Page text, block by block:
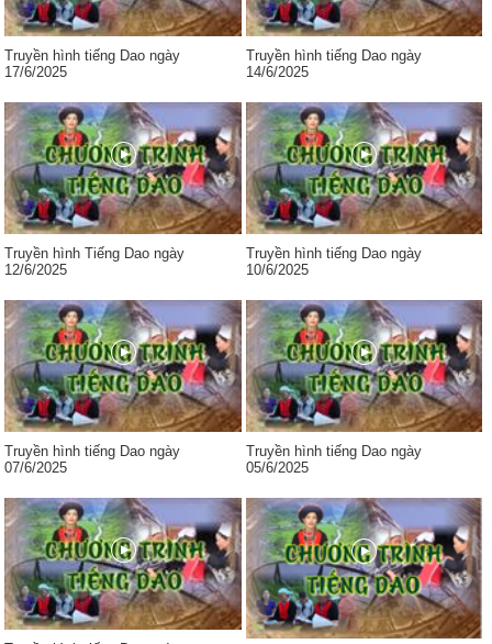
Truyền hình tiếng Dao ngày
17/6/2025
Truyền hình tiếng Dao ngày
14/6/2025
Truyền hình Tiếng Dao ngày
12/6/2025
Truyền hình tiếng Dao ngày
10/6/2025
Truyền hình tiếng Dao ngày
07/6/2025
Truyền hình tiếng Dao ngày
05/6/2025